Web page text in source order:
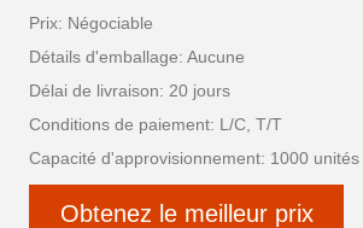
Prix: Négociable
Détails d'emballage: Aucune
Délai de livraison: 20 jours
Conditions de paiement: L/C, T/T
Capacité d'approvisionnement: 1000
Obtenez le meilleur prix